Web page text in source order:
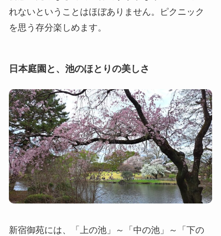
れないということはほぼありません。ピクニック
を思う存分楽しめます。
日本庭園と、池のほとりの美しさ
新宿御苑には、「上の池」～「中の池」～「下の